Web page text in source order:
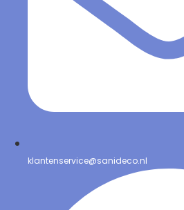
klantenservice@sanideco.nl